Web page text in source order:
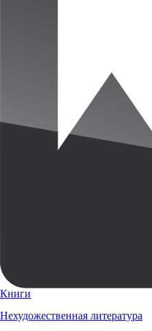
Книги
Нехудожественная литература